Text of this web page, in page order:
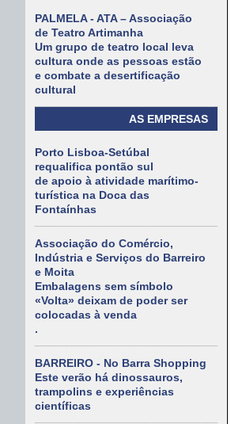
PALMELA - ATA – Associação
de Teatro Artimanha
Um grupo de teatro local leva
cultura onde as pessoas estão
e combate a desertificação
cultural
AS EMPRESAS
Porto Lisboa-Setúbal
requalifica pontão sul
de apoio à atividade marítimo-
turística na Doca das
Fontaínhas
Associação do Comércio,
Indústria e Serviços do Barreiro
e Moita
Embalagens sem símbolo
«Volta» deixam de poder ser
colocadas à venda
.
BARREIRO - No Barra Shopping
Este verão há dinossauros,
trampolins e experiências
científicas